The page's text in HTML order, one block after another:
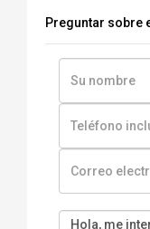
Preguntar sobre